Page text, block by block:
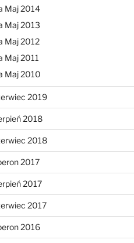
Maj 2014
Maj 2013
Maj 2012
Maj 2011
Maj 2010
2019
2018
2018
2017
2017
2017
2016